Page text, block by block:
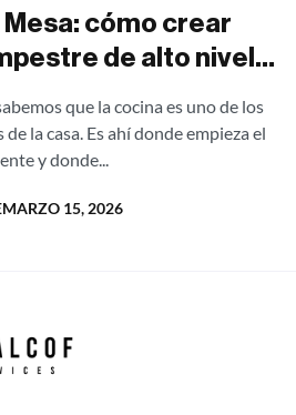
Mesa: cómo crear
de alto nivel
que la cocina es uno de los
la casa. Es ahí donde empieza el
y donde...
MARZO 15, 2026